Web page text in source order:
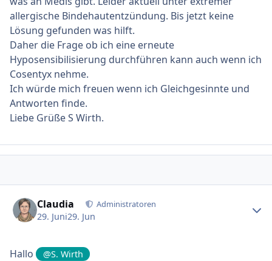
allergische Bindehautentzündung. Bis jetzt keine
Lösung gefunden was hilft.
Daher die Frage ob ich eine erneute
Hyposensibilisierung durchführen kann auch wenn ich
Cosentyx nehme.
Ich würde mich freuen wenn ich Gleichgesinnte und
Antworten finde.
Liebe Grüße S Wirth.
Claudia Administratoren
29. Juni29. Jun
Hallo @S. Wirth